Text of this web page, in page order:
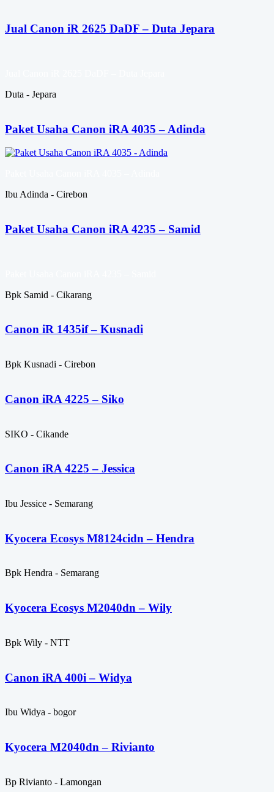
Jual Canon iR 2625 DaDF – Duta Jepara
Duta - Jepara
Paket Usaha Canon iRA 4035 – Adinda
Ibu Adinda - Cirebon
Paket Usaha Canon iRA 4235 – Samid
Bpk Samid - Cikarang
Canon iR 1435if – Kusnadi
Bpk Kusnadi - Cirebon
Canon iRA 4225 – Siko
SIKO - Cikande
Canon iRA 4225 – Jessica
Ibu Jessice - Semarang
Kyocera Ecosys M8124cidn – Hendra
Bpk Hendra - Semarang
Kyocera Ecosys M2040dn – Wily
Bpk Wily - NTT
Canon iRA 400i – Widya
Ibu Widya - bogor
Kyocera M2040dn – Rivianto
Bp Rivianto - Lamongan